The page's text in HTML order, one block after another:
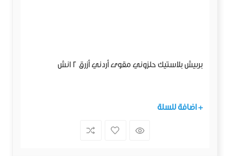
بربيش بلاستيك حلزوني مقوى أردني أزرق 2 انش
+ اضافة للسلة